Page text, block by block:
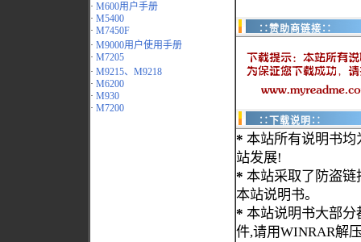
· M600用户手册
· M5400
· M7450F
· M9000用户使用手册
· M7205
· M9215、M9218
· M6200
· M930
· M7200
∷赞助商链接∷
∷下载说明∷
* 本站所有说明书均
站发展!
* 本站采取了防盗链
本站说明书。
* 本站说明书大部分
件,请用WINRAR解